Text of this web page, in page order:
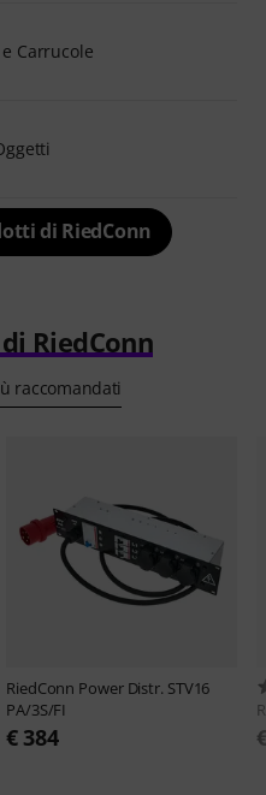
Carrucole
di RiedConn
RiedConn
raccomandati
RiedConn Power Distr. STV16
PA/3S/FI
€ 384